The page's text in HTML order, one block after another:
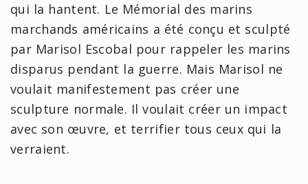
qui la hantent. Le Mémorial des marins
marchands américains a été conçu et sculpté
par Marisol Escobal pour rappeler les marins
disparus pendant la guerre. Mais Marisol ne
voulait manifestement pas créer une
sculpture normale. Il voulait créer un impact
avec son œuvre, et terrifier tous ceux qui la
verraient.